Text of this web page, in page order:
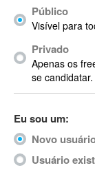
ACPI
Acrobat
Acrobat X
Acronis
ACT
Actimize
ActionScript
ActionScript 3
Público
Visível para
Privado
Apenas os
se candidatar.
Eu sou um:
Novo
Usuário